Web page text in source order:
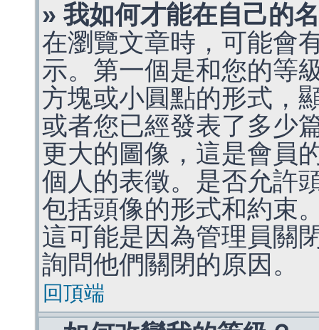
» 我如何才能在自己的
在瀏覽文章時，可能會
示。第一個是和您的等
方塊或小圓點的形式，
或者您已經發表了多少
更大的圖像，這是會員
個人的表徵。是否允許
包括頭像的形式和約束
這可能是因為管理員關
詢問他們關閉的原因。
回頂端